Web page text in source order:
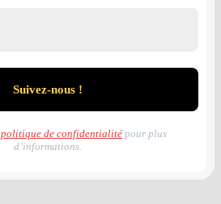
politique de confidentialité pour plus
d’informations.